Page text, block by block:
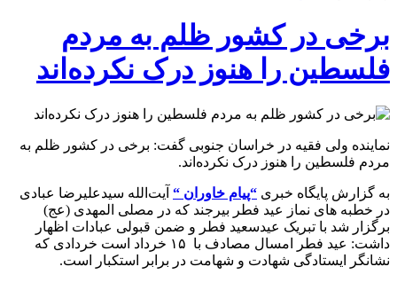
برخی در کشور ظلم به مردم
فلسطین را هنوز درک نکرده‌اند‌
نماینده ولی فقیه در خراسان جنوبی گفت: ‌برخی در کشور ظلم به
مردم فلسطین را هنوز درک نکرده‌اند‌.
به گزارش پایگاه خبری “پیام خاوران “ آیت‌الله سیدعلیرضا عبادی
در خطبه های نماز عید فطر بیرجند که در مصلی المهدی (عج)
برگزار شد با تبریک عیدسعید فطر و ضمن قبولی عبادات اظهار
داشت: عید فطر امسال مصادف با ۱۵ خرداد است خردادی که
نشانگر ایستادگی شهادت و شهامت در برابر استکبار است.